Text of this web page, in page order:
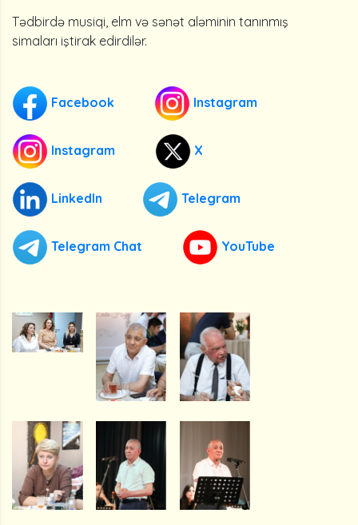
Tədbirdə musiqi, elm və sənət aləminin tanınmış
simaları iştirak edirdilər.
Facebook Instagram
Instagram X
LinkedIn Telegram
Telegram Chat YouTube